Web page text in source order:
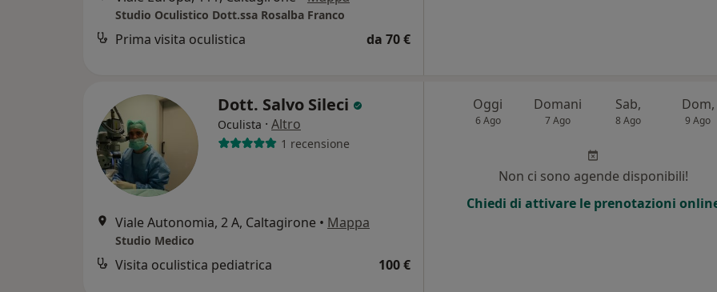
Studio Oculistico Dott.ssa Rosalba Franco
Prima visita oculistica da 70 €
Dott. Salvo Sileci
Oculista · Altro
1 recensione
Viale Autonomia, 2 A, Caltagirone • Mappa
Studio Medico
Visita oculistica pediatrica 100 €
Oggi
6 Ago
Domani
7 Ago
Sab,
8 Ago
Dom,
9 Ago
Non ci sono agende disponibili!
Chiedi di attivare le prenotazioni